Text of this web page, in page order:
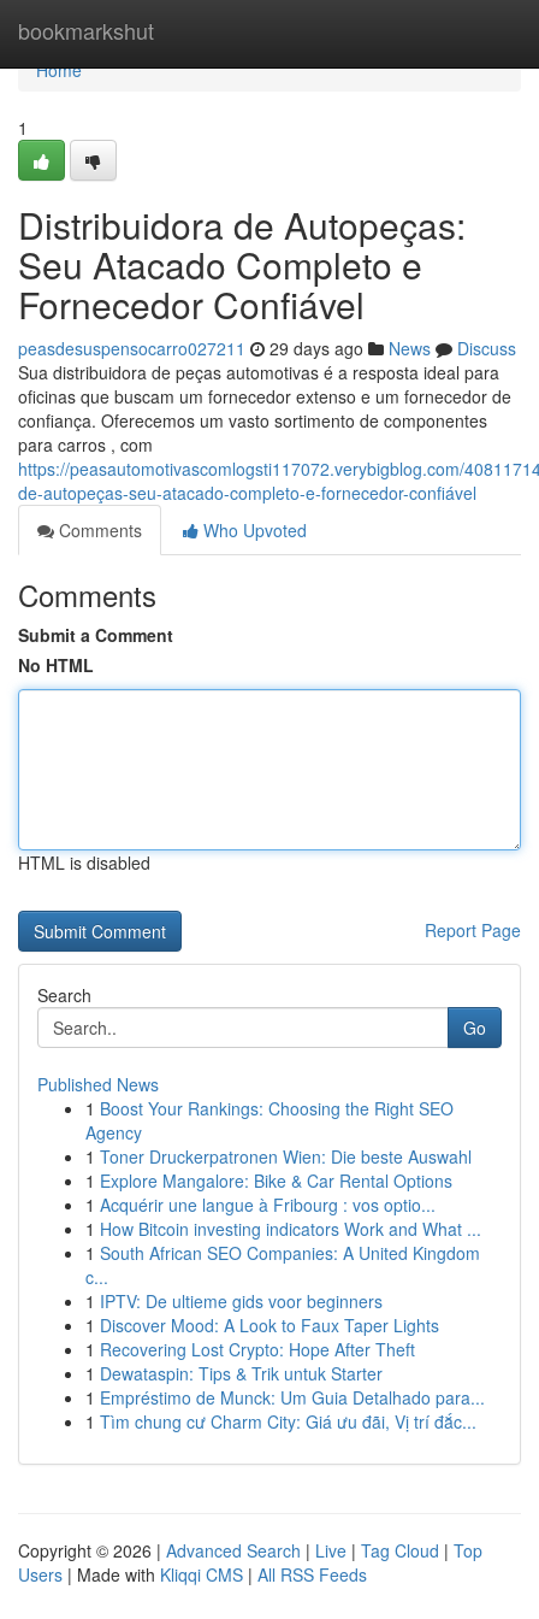
bookmarkshut
Home
Home
1
Distribuidora de Autopeças:
Seu Atacado Completo e
Fornecedor Confiável
peasdesuspensocarro027211 29 days ago News
Discuss
Sua distribuidora de peças automotivas é a resposta ideal para
oficinas que buscam um fornecedor extenso e um fornecedor de
confiança. Oferecemos um vasto sortimento de componentes
para carros , com
https://peasautomotivascomlogsti117072.verybigblog.com/
de-autopeças-seu-atacado-completo-e-fornecedor-confiável
Comments
Who Upvoted
Comments
Submit a Comment
No HTML
HTML is disabled
Report Page
Search
Go
Published News
1 Boost Your Rankings: Choosing the Right SEO
Agency
1 Toner Druckerpatronen Wien: Die beste Auswahl
1 Explore Mangalore: Bike & Car Rental Options
1 Acquérir une langue à Fribourg : vos optio...
1 How Bitcoin investing indicators Work and What ...
1 South African SEO Companies: A United Kingdom
c...
1 IPTV: De ultieme gids voor beginners
1 Discover Mood: A Look to Faux Taper Lights
1 Recovering Lost Crypto: Hope After Theft
1 Dewataspin: Tips & Trik untuk Starter
1 Empréstimo de Munck: Um Guia Detalhado para...
1 Tìm chung cư Charm City: Giá ưu đãi, Vị trí đắc...
Copyright © 2026 | Advanced Search | Live | Tag Cloud | Top
Users | Made with Kliqqi CMS | All RSS Feeds